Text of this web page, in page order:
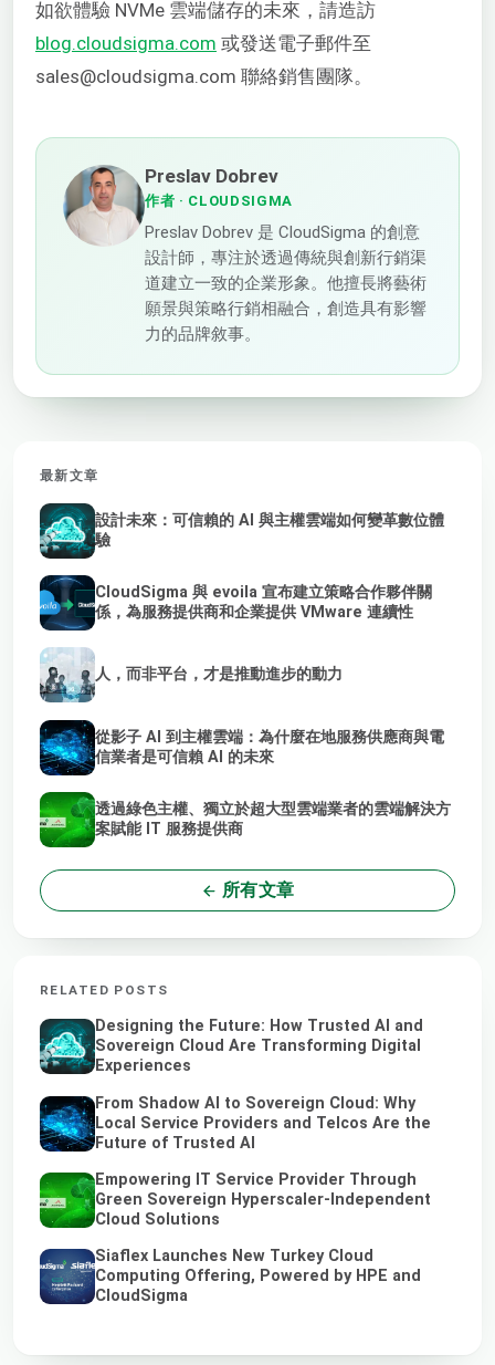
如欲體驗 NVMe 雲端儲存的未來，請造訪
blog.cloudsigma.com 或發送電子郵件至
sales@cloudsigma.com 聯絡銷售團隊。
Preslav Dobrev
作者 · CLOUDSIGMA
Preslav Dobrev 是 CloudSigma 的創意
設計師，專注於透過傳統與創新行銷渠
道建立一致的企業形象。他擅長將藝術
願景與策略行銷相融合，創造具有影響
力的品牌敘事。
最新文章
設計未來：可信賴的 AI 與主權雲端如何變革數位體
驗
CloudSigma 與 evoila 宣布建立策略合作夥伴關
係，為服務提供商和企業提供 VMware 連續性
人，而非平台，才是推動進步的動力
從影子 AI 到主權雲端：為什麼在地服務供應商與電
信業者是可信賴 AI 的未來
透過綠色主權、獨立於超大型雲端業者的雲端解決方
案賦能 IT 服務提供商
所有文章
RELATED POSTS
Designing the Future: How Trusted AI and
Sovereign Cloud Are Transforming Digital
Experiences
From Shadow AI to Sovereign Cloud: Why
Local Service Providers and Telcos Are the
Future of Trusted AI
Empowering IT Service Provider Through
Green Sovereign Hyperscaler-Independent
Cloud Solutions
Siaflex Launches New Turkey Cloud
Computing Offering, Powered by HPE and
CloudSigma